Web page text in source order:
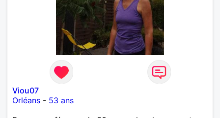
Viou07
Orléans - 53 ans